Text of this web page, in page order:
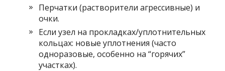
Перчатки (растворители агрессивные) и
очки.
Если узел на прокладках/уплотнительных
кольцах: новые уплотнения (часто
одноразовые, особенно на “горячих”
участках).